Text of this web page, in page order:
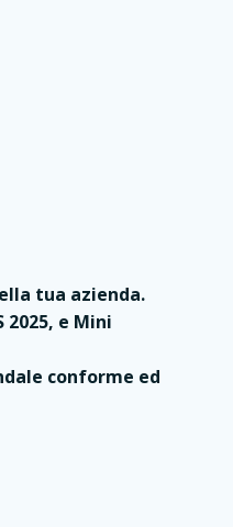
tua azienda.
2025, e Mini
conforme ed